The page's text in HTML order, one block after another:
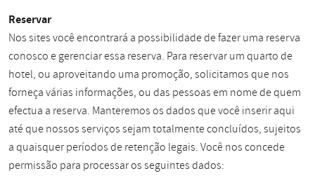
Reservar
Nos sites você encontrará a possibilidade de fazer uma reserva
conosco e gerenciar essa reserva. Para reservar um quarto de
hotel, ou aproveitando uma promoção, solicitamos que nos
forneça várias informações, ou das pessoas em nome de quem
efectua a reserva. Manteremos os dados que você inserir aqui
até que nossos serviços sejam totalmente concluídos, sujeitos
a quaisquer períodos de retenção legais. Você nos concede
permissão para processar os seguintes dados: